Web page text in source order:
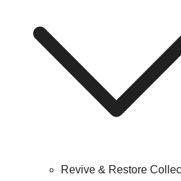
Revive & Restore